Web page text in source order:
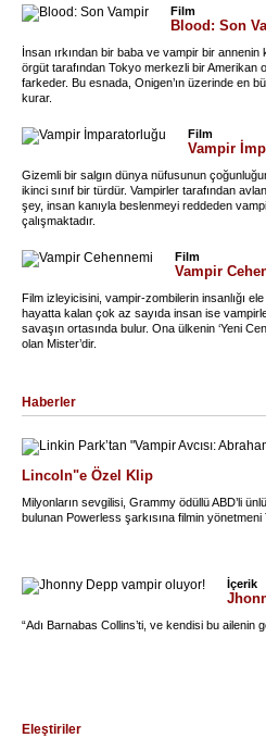
Film
Blood: Son
İnsan ırkından bir baba ve vampir bir annenin
örgüt tarafından Tokyo merkezli bir Amerikan
farkeder. Bu esnada, Onigen’ın üzerinde en
kurar.
Film
Vampir
Gizemli bir salgın dünya nüfusunun
ikinci sınıf bir türdür. Vampirler tarafından
şey, insan kanıyla beslenmeyi reddeden
çalışmaktadır.
Film
Vampir
Film izleyicisini, vampir-zombilerin insanlığı
hayatta kalan çok az sayıda insan ise
savaşın ortasında bulur. Ona ülkenin ‘Yeni
olan Mister’dir.
Haberler
Lincoln"e Özel Klip
Milyonların sevgilisi, Grammy ödüllü ABD’li
bulunan Powerless şarkısına filmin
İçerik
“Adı Barnabas Collins’ti, ve kendisi bu
Eleştiriler